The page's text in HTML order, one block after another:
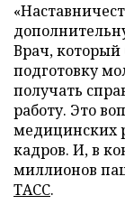
Врач, который
подготовку
получать
работу. Это
медицинских
кадров. И, в
миллионов
ТАСС.